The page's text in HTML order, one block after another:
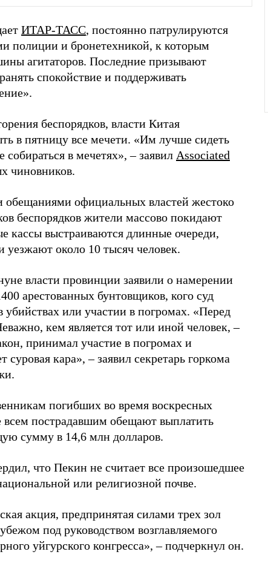
ИТАР-ТАСС, постоянно патрулируются
полиции и бронетехникой, к которым
агитаторов. Последние призывают
спокойствие и поддерживать
беспорядков, власти Китая
в пятницу все мечети. «Им лучше сидеть
в мечетях», – заявил Associated
чиновников.
обещаниями официальных властей жестоко
беспорядков жители массово покидают
кассы выстраиваются длинные очереди,
уезжают около 10 тысяч человек.
власти провинции заявили о намерении
арестованных бунтовщиков, кого суд
или участии в погромах. «Перед
кем является тот или иной человек, –
принимал участие в погромах и
суровая кара», – заявил секретарь горкома
погибших во время воскресных
всем пострадавшим обещают выплатить
сумму в 14,6 млн долларов.
что Пекин не считает все произошедшее
или религиозной почве.
акция, предпринятая силами трех зол
под руководством возглавляемого
уйгурского конгресса», – подчеркнул он.